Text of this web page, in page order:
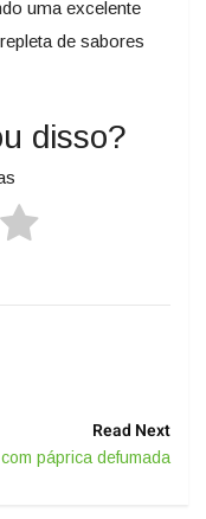
uma excelente
de sabores
disso?
Read Next
páprica defumada